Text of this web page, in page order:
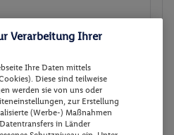
Buchen
Verarbeitung Ihrer
Ihre Daten mittels
Diese sind teilweise
werden sie von uns oder
zur Erstellung
(Werbe-) Maßnahmen
in Länder